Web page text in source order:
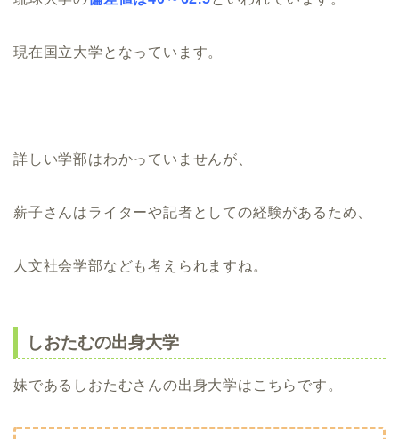
現在国立大学となっています。
詳しい学部はわかっていませんが、
薪子さんはライターや記者としての経験があるため、
人文社会学部なども考えられますね。
しおたむの出身大学
妹であるしおたむさんの出身大学はこちらです。